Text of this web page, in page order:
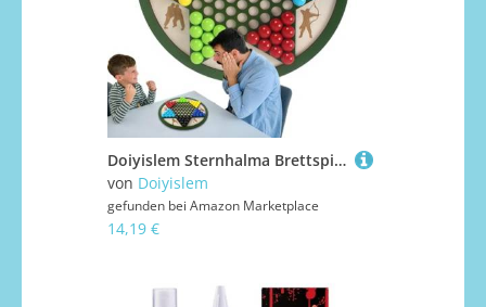
Doiyislem Sternhalma Brettspiel, Aus Holz Gesellschaftsspiel, Strategiespiel Für Familienabende Gartenpartys Erwachsene Und Kinder
von Doiyislem
gefunden bei Amazon Marketplace
14,19 €